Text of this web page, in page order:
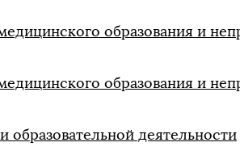
образования и
образования и
образовательной деятельности